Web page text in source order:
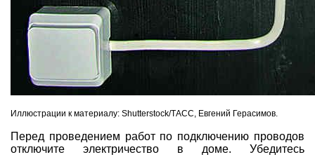
Иллюстрации к материалу: Shutterstock/ТАСС, Евгений Герасимов.
Перед проведением работ по подключению проводов
отключите электричество в доме. Убедитесь